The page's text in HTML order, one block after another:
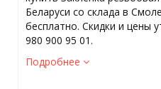
Беларуси со склада в
бесплатно. Скидки и цены
980 900 95 01.
Подробнее